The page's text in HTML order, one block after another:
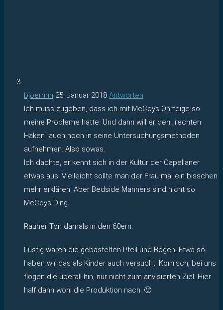
bjoernhh 25. Januar 2018 Antworten
Ich muss zugeben, dass ich mit McCoys Ohrfeige so
meine Probleme hatte. Und dann will er den „rechten
Haken“ auch noch in seine Untersuchungsmethoden
aufnehmen. Also sowas.
Ich dachte, er kennt sich in der Kultur der Capellaner
etwas aus. Vielleicht sollte man der Frau mal ein bisschen
mehr erklären. Aber Bedside Manners sind nicht so
McCoys Ding.
Rauher Ton damals in den 60ern.
Lustig waren die gebastelten Pfeil und Bogen. Etwa so
haben wir das als Kinder auch versucht. Komisch, bei uns
flogen die überall hin, nur nicht zum anvisierten Ziel. Hier
half dann wohl die Produktion nach. 🙂